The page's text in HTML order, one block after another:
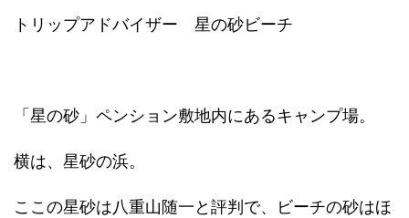
トリップアドバイザー 星の砂ビーチ
「星の砂」ペンション敷地内にあるキャンプ場。
横は、星砂の浜。
ここの星砂は八重山随一と評判で、
ビーチの砂はほ